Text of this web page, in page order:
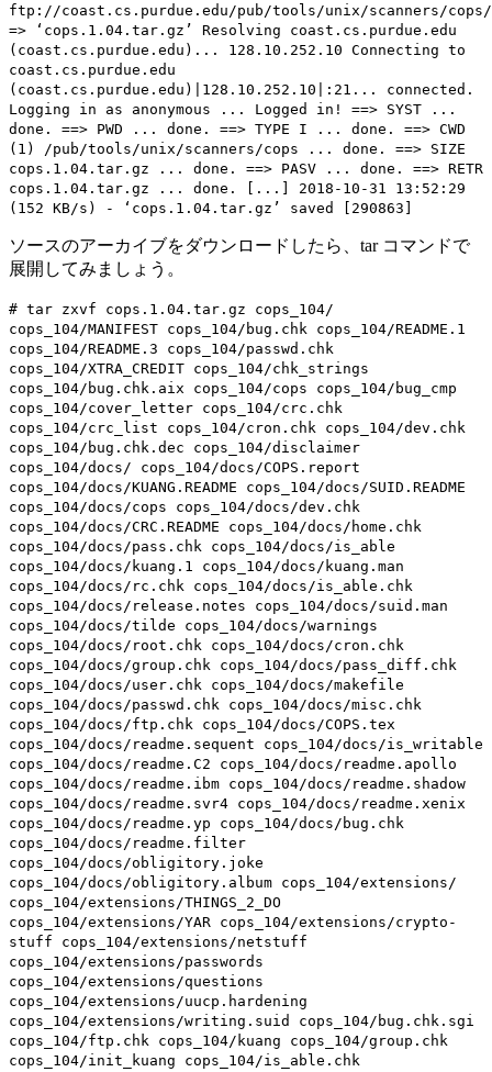
ftp://coast.cs.purdue.edu/pub/tools/unix/scanners/
=> ‘cops.1.04.tar.gz’ Resolving coast.cs.purdue.edu
(coast.cs.purdue.edu)... 128.10.252.10 Connecting to
coast.cs.purdue.edu
(coast.cs.purdue.edu)|128.10.252.10|:21... connected.
Logging in as anonymous ... Logged in! ==> SYST ...
done. ==> PWD ... done. ==> TYPE I ... done. ==> CWD
(1) /pub/tools/unix/scanners/cops ... done. ==> SIZE
cops.1.04.tar.gz ... done. ==> PASV ... done. ==> RETR
cops.1.04.tar.gz ... done. [...] 2018-10-31 13:52:29
(152 KB/s) - ‘cops.1.04.tar.gz’ saved [290863]
ソースのアーカイブをダウンロードしたら、tar コマンドで
展開してみましょう。
# tar zxvf cops.1.04.tar.gz cops_104/
cops_104/MANIFEST cops_104/bug.chk cops_104/README.1
cops_104/README.3 cops_104/passwd.chk
cops_104/XTRA_CREDIT cops_104/chk_strings
cops_104/bug.chk.aix cops_104/cops cops_104/bug_cmp
cops_104/cover_letter cops_104/crc.chk
cops_104/crc_list cops_104/cron.chk cops_104/dev.chk
cops_104/bug.chk.dec cops_104/disclaimer
cops_104/docs/ cops_104/docs/COPS.report
cops_104/docs/KUANG.README cops_104/docs/SUID.README
cops_104/docs/cops cops_104/docs/dev.chk
cops_104/docs/CRC.README cops_104/docs/home.chk
cops_104/docs/pass.chk cops_104/docs/is_able
cops_104/docs/kuang.1 cops_104/docs/kuang.man
cops_104/docs/rc.chk cops_104/docs/is_able.chk
cops_104/docs/release.notes cops_104/docs/suid.man
cops_104/docs/tilde cops_104/docs/warnings
cops_104/docs/root.chk cops_104/docs/cron.chk
cops_104/docs/group.chk cops_104/docs/pass_diff.chk
cops_104/docs/user.chk cops_104/docs/makefile
cops_104/docs/passwd.chk cops_104/docs/misc.chk
cops_104/docs/ftp.chk cops_104/docs/COPS.tex
cops_104/docs/readme.sequent cops_104/docs/is_writable
cops_104/docs/readme.C2 cops_104/docs/readme.apollo
cops_104/docs/readme.ibm cops_104/docs/readme.shadow
cops_104/docs/readme.svr4 cops_104/docs/readme.xenix
cops_104/docs/readme.yp cops_104/docs/bug.chk
cops_104/docs/readme.filter
cops_104/docs/obligitory.joke
cops_104/docs/obligitory.album cops_104/extensions/
cops_104/extensions/THINGS_2_DO
cops_104/extensions/YAR cops_104/extensions/crypto-
stuff cops_104/extensions/netstuff
cops_104/extensions/passwords
cops_104/extensions/questions
cops_104/extensions/uucp.hardening
cops_104/extensions/writing.suid cops_104/bug.chk.sgi
cops_104/ftp.chk cops_104/kuang cops_104/group.chk
cops_104/init_kuang cops_104/is_able.chk